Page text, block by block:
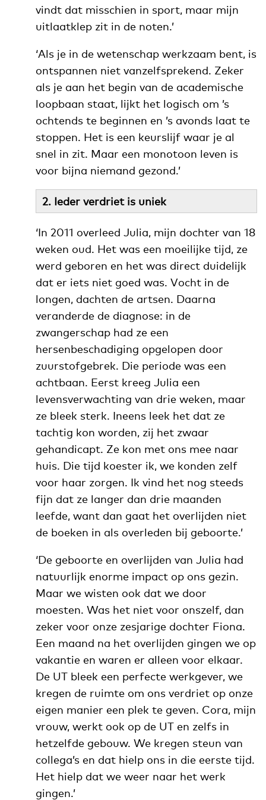
vindt dat misschien in sport, maar mijn
uitlaatklep zit in de noten.’
‘Als je in de wetenschap werkzaam bent, is
ontspannen niet vanzelfsprekend. Zeker
als je aan het begin van de academische
loopbaan staat, lijkt het logisch om ’s
ochtends te beginnen en ’s avonds laat te
stoppen. Het is een keurslijf waar je al
snel in zit. Maar een monotoon leven is
voor bijna niemand gezond.’
2. Ieder verdriet is uniek
‘In 2011 overleed Julia, mijn dochter van 18
weken oud. Het was een moeilijke tijd, ze
werd geboren en het was direct duidelijk
dat er iets niet goed was. Vocht in de
longen, dachten de artsen. Daarna
veranderde de diagnose: in de
zwangerschap had ze een
hersenbeschadiging opgelopen door
zuurstofgebrek. Die periode was een
achtbaan. Eerst kreeg Julia een
levensverwachting van drie weken, maar
ze bleek sterk. Ineens leek het dat ze
tachtig kon worden, zij het zwaar
gehandicapt. Ze kon met ons mee naar
huis. Die tijd koester ik, we konden zelf
voor haar zorgen. Ik vind het nog steeds
fijn dat ze langer dan drie maanden
leefde, want dan gaat het overlijden niet
de boeken in als overleden bij geboorte.’
‘De geboorte en overlijden van Julia had
natuurlijk enorme impact op ons gezin.
Maar we wisten ook dat we door
moesten. Was het niet voor onszelf, dan
zeker voor onze zesjarige dochter Fiona.
Een maand na het overlijden gingen we op
vakantie en waren er alleen voor elkaar.
De UT bleek een perfecte werkgever, we
kregen de ruimte om ons verdriet op onze
eigen manier een plek te geven. Cora, mijn
vrouw, werkt ook op de UT en zelfs in
hetzelfde gebouw. We kregen steun van
collega’s en dat hielp ons in die eerste tijd.
Het hielp dat we weer naar het werk
gingen.’